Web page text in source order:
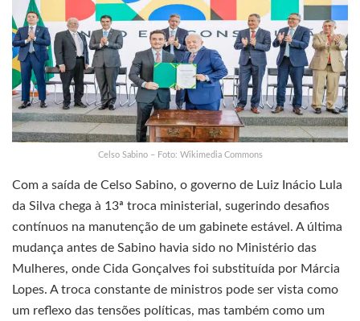
Celso Sabino – Foto: Wikimedia Commons
Com a saída de Celso Sabino, o governo de Luiz Inácio Lula
da Silva chega à 13ª troca ministerial, sugerindo desafios
contínuos na manutenção de um gabinete estável. A última
mudança antes de Sabino havia sido no Ministério das
Mulheres, onde Cida Gonçalves foi substituída por Márcia
Lopes. A troca constante de ministros pode ser vista como
um reflexo das tensões políticas, mas também como um